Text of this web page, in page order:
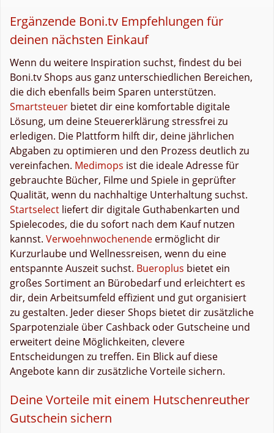
Ergänzende Boni.tv Empfehlungen für
deinen nächsten Einkauf
Wenn du weitere Inspiration suchst, findest du bei
Boni.tv Shops aus ganz unterschiedlichen Bereichen,
die dich ebenfalls beim Sparen unterstützen.
Smartsteuer bietet dir eine komfortable digitale
Lösung, um deine Steuererklärung stressfrei zu
erledigen. Die Plattform hilft dir, deine jährlichen
Abgaben zu optimieren und den Prozess deutlich zu
vereinfachen. Medimops ist die ideale Adresse für
gebrauchte Bücher, Filme und Spiele in geprüfter
Qualität, wenn du nachhaltige Unterhaltung suchst.
Startselect liefert dir digitale Guthabenkarten und
Spielecodes, die du sofort nach dem Kauf nutzen
kannst. Verwoehnwochenende ermöglicht dir
Kurzurlaube und Wellnessreisen, wenn du eine
entspannte Auszeit suchst. Bueroplus bietet ein
großes Sortiment an Bürobedarf und erleichtert es
dir, dein Arbeitsumfeld effizient und gut organisiert
zu gestalten. Jeder dieser Shops bietet dir zusätzliche
Sparpotenziale über Cashback oder Gutscheine und
erweitert deine Möglichkeiten, clevere
Entscheidungen zu treffen. Ein Blick auf diese
Angebote kann dir zusätzliche Vorteile sichern.
Deine Vorteile mit einem Hutschenreuther
Gutschein sichern